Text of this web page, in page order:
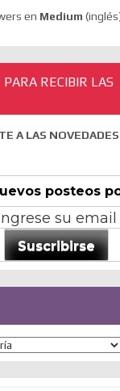
en Medium
RECIBIR LAS
A LAS
posteos
Suscribirse